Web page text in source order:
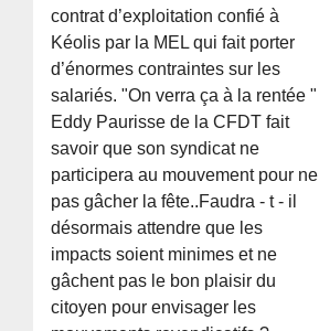
contrat d’exploitation confié à
Kéolis par la MEL qui fait porter
d’énormes contraintes sur les
salariés. "On verra ça à la rentée "
Eddy Paurisse de la CFDT fait
savoir que son syndicat ne
participera au mouvement pour ne
pas gâcher la fête..Faudra - t - il
désormais attendre que les
impacts soient minimes et ne
gâchent pas le bon plaisir du
citoyen pour envisager les